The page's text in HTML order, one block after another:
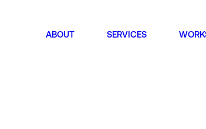
ABOUT SERVICES